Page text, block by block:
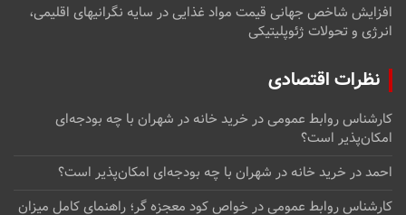
افزایش شاخص جهانی قیمت مواد غذایی در سایه نگرانیهای اقلیمی،
انرژی و تحولات ژئوپلیتیکی
نظرات اقتصادی
کارشناس روابط عمومیدرخرید خانه در شهران با چه بودجه‌ای
امکان‌پذیر است؟
احمددرخرید خانه در شهران با چه بودجه‌ای امکان‌پذیر است؟
کارشناس روابط عمومیدرخواص کود معجزه گر؛ راهنمای کامل میزان